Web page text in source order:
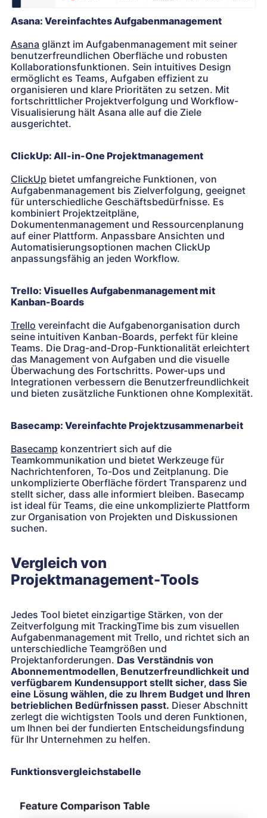
Asana: Vereinfachtes Aufgabenmanagement
Asana glänzt im Aufgabenmanagement mit seiner
benutzerfreundlichen Oberfläche und robusten
Kollaborationsfunktionen. Sein intuitives Design
ermöglicht es Teams, Aufgaben effizient zu
organisieren und klare Prioritäten zu setzen. Mit
fortschrittlicher Projektverfolgung und Workflow-
Visualisierung hält Asana alle auf die Ziele
ausgerichtet.
ClickUp: All-in-One Projektmanagement
ClickUp bietet umfangreiche Funktionen, von
Aufgabenmanagement bis Zielverfolgung, geeignet
für unterschiedliche Geschäftsbedürfnisse. Es
kombiniert Projektzeitpläne,
Dokumentenmanagement und Ressourcenplanung
auf einer Plattform. Anpassbare Ansichten und
Automatisierungsoptionen machen ClickUp
anpassungsfähig an jeden Workflow.
Trello: Visuelles Aufgabenmanagement mit
Kanban-Boards
Trello vereinfacht die Aufgabenorganisation durch
seine intuitiven Kanban-Boards, perfekt für kleine
Teams. Die Drag-and-Drop-Funktionalität erleichtert
das Management von Aufgaben und die visuelle
Überwachung des Fortschritts. Power-ups und
Integrationen verbessern die Benutzerfreundlichkeit
und bieten zusätzliche Funktionen ohne Komplexität.
Basecamp: Vereinfachte Projektzusammenarbeit
Basecamp konzentriert sich auf die
Teamkommunikation und bietet Werkzeuge für
Nachrichtenforen, To-Dos und Zeitplanung. Die
unkomplizierte Oberfläche fördert Transparenz und
stellt sicher, dass alle informiert bleiben. Basecamp
ist ideal für Teams, die eine unkomplizierte Plattform
zur Organisation von Projekten und Diskussionen
suchen.
Vergleich von
Projektmanagement-Tools
Jedes Tool bietet einzigartige Stärken, von der
Zeitverfolgung mit TrackingTime bis zum visuellen
Aufgabenmanagement mit Trello, und richtet sich an
unterschiedliche Teamgrößen und
Projektanforderungen. Das Verständnis von
Abonnementmodellen, Benutzerfreundlichkeit und
verfügbarem Kundensupport stellt sicher, dass Sie
eine Lösung wählen, die zu Ihrem Budget und Ihren
betrieblichen Bedürfnissen passt. Dieser Abschnitt
zerlegt die wichtigsten Tools und deren Funktionen,
um Ihnen bei der fundierten Entscheidungsfindung
für Ihr Unternehmen zu helfen.
Funktionsvergleichstabelle